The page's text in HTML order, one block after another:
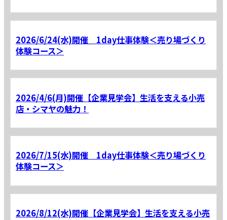
2026/6/24(水)開催 1day仕事体験＜売り場づくり
体験コース＞
2026/4/6(月)開催【企業見学会】生活を支える小売
店・シマヤの魅力！
2026/7/15(水)開催 1day仕事体験＜売り場づくり
体験コース＞
2026/8/12(水)開催【企業見学会】生活を支える小売